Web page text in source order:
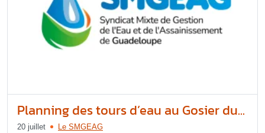
Planning des tours d’eau au Gosier du...
20 juillet Le SMGEAG